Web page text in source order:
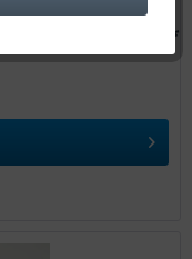
6,20 € *